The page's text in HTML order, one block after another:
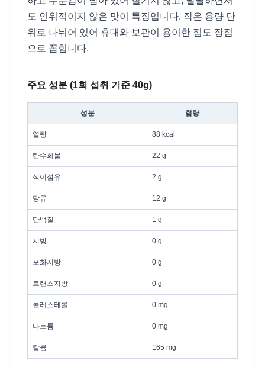
도 인위적이지 않은 맛이 특징입니다. 작은 용량 단
위로 나뉘어 있어 휴대와 보관이 용이한 점도 장점
으로 꼽힙니다.
주요 성분 (1회 섭취 기준 40g)
성분 함량
열량 88 kcal
탄수화물 22 g
식이섬유 2 g
당류 12 g
단백질 1 g
지방 0 g
포화지방 0 g
트랜스지방 0 g
콜레스테롤 0 mg
나트륨 0 mg
칼륨 165 mg